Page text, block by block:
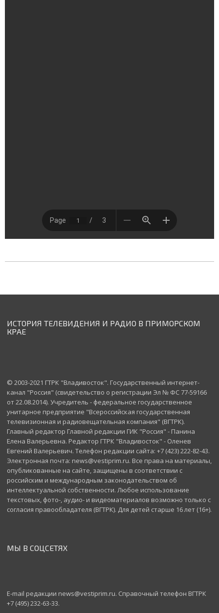
ИСТОРИЯ ТЕЛЕВИДЕНИЯ И РАДИО В ПРИМОРСКОМ
КРАЕ
© 2003-2021 ГТРК "Владивосток". Государственный интернет-
канал "Россия" (свидетельство о регистрации Эл № ФС 77-59166
от 22.08.2014). Учредитель - федеральное государственное
унитарное предприятие "Всероссийская государственная
телевизионная и радиовещательная компания" (ВГТРК).
Главный редактор Главной редакции ГИК "Россия" - Панина
Елена Валерьевна. Редактор ГТРК "Владивосток" - Оленев
Евгений Валерьевич. Телефон редакции сайта: +7 (423) 222-82-43.
Электронная почта: news@vestiprim.ru. Все права на материалы,
опубликованные на сайте, защищены в соответствии с
российским и международным законодательством об
интеллектуальной собственности. Любое использование
текстовых, фото-, аудио- и видеоматериалов возможно только с
согласия правообладателя (ВГТРК). Для детей старше 16 лет (16+).
МЫ В СОЦСЕТЯХ
E-mail редакции news@vestiprim.ru. Справочный телефон ВГТРК
+7 (495) 232-63-33.